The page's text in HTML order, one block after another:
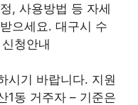
, 사용방법 등 자세
으세요. 대구시 수
청안내
시기 바랍니다. 지원
1동 거주자 – 기준은